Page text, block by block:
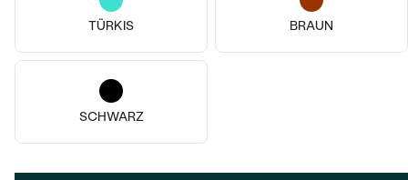
TÜRKIS BRAUN
SCHWARZ